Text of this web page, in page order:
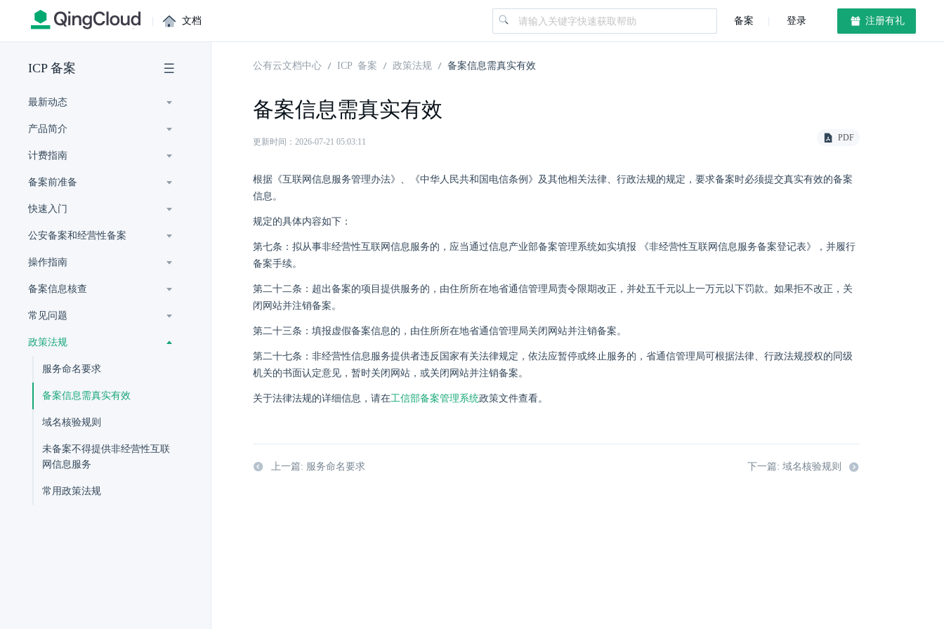
| 文档 备案 登录 注册有礼
ICP 备案
最新动态
产品简介
计费指南
备案前准备
快速入门
公安备案和经营性备案
操作指南
备案信息核查
常见问题
政策法规
服务命名要求
备案信息需真实有效
域名核验规则
未备案不得提供非经营性互联
网信息服务
常用政策法规
公有云文档中心 ICP 备案 政策法规 备案信息需真实有效
备案信息需真实有效
更新时间：2026-07-21 05:03:11 PDF
根据《互联网信息服务管理办法》、《中华人民共和国电信条例》及其他相关法律、行政法规的规定，要求备案时必须提交真实有效的备案
信息。
规定的具体内容如下：
第七条：拟从事非经营性互联网信息服务的，应当通过信息产业部备案管理系统如实填报 《非经营性互联网信息服务备案登记表》，并履行
备案手续。
第二十二条：超出备案的项目提供服务的，由住所所在地省通信管理局责令限期改正，并处五千元以上一万元以下罚款。如果拒不改正，关
闭网站并注销备案。
第二十三条：填报虚假备案信息的，由住所所在地省通信管理局关闭网站并注销备案。
第二十七条：非经营性信息服务提供者违反国家有关法律规定，依法应暂停或终止服务的，省通信管理局可根据法律、行政法规授权的同级
机关的书面认定意见，暂时关闭网站，或关闭网站并注销备案。
关于法律法规的详细信息，请在工信部备案管理系统政策文件查看。
上一篇: 服务命名要求 下一篇: 域名核验规则